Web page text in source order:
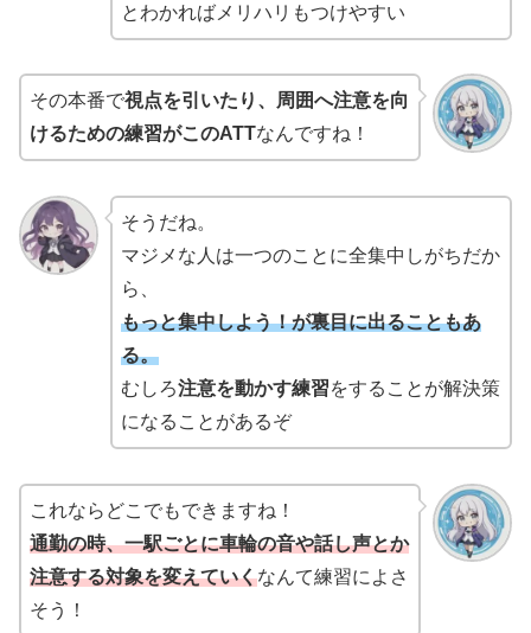
とわかればメリハリもつけやすい
その本番で視点を引いたり、周囲へ注意を向
けるための練習がこのATTなんですね！
そうだね。
マジメな人は一つのことに全集中しがちだか
ら、
もっと集中しよう！が裏目に出ることもあ
る。
むしろ注意を動かす練習をすることが解決策
になることがあるぞ
これならどこでもできますね！
通勤の時、一駅ごとに車輪の音や話し声とか
注意する対象を変えていくなんて練習によさ
そう！